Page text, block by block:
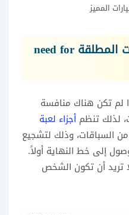
المميز
انضم الى عالم السباقات المطلقة need for
لم تكن هناك منافسة
لذلك تنظم أجزاء لعبة
السباقات، وذلك لتشجيع
إلى خط النهاية أولاً.
تريد أن تكون الشخص